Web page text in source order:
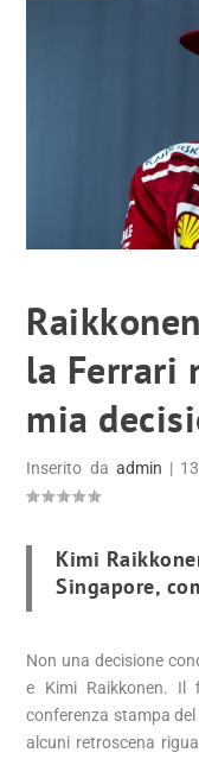
la Ferrari
mia
Inserito da admin |
Kimi
Singapore,
Non una decisione
e Kimi Raikkonen. Il
conferenza stampa
alcuni retroscena